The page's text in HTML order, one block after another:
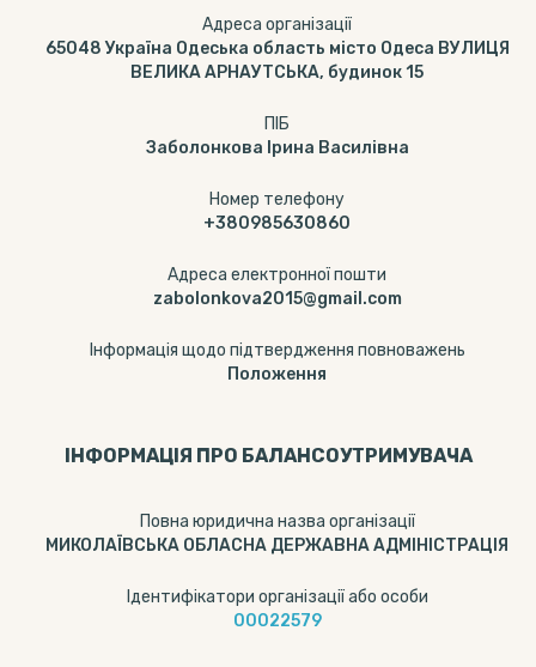
Адреса організації
65048 Україна Одеська область місто Одеса ВУЛИЦЯ
ВЕЛИКА АРНАУТСЬКА, будинок 15
ПІБ
Заболонкова Ірина Василівна
Номер телефону
+380985630860
Адреса електронної пошти
zabolonkova2015@gmail.com
Інформація щодо підтвердження повноважень
Положення
ІНФОРМАЦІЯ ПРО БАЛАНСОУТРИМУВАЧА
Повна юридична назва організації
МИКОЛАЇВСЬКА ОБЛАСНА ДЕРЖАВНА АДМІНІСТРАЦІЯ
Ідентифікатори організації або особи
00022579